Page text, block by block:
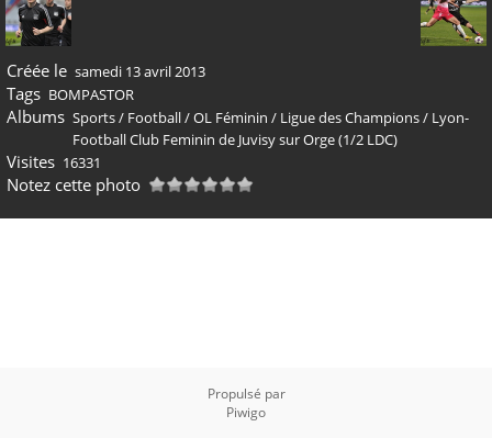
Créée le samedi 13 avril 2013
Tags BOMPASTOR
Albums Sports/ Football/OL Féminin / Ligue des Champions/ Lyon-
Football Club Feminin de Juvisy sur Orge (1/2 LDC)
Visites 16331
Notez cette photo
Propulsé par
Piwigo